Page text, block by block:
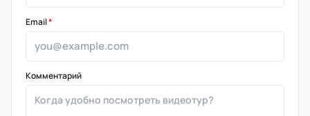
Email*
Комментарий